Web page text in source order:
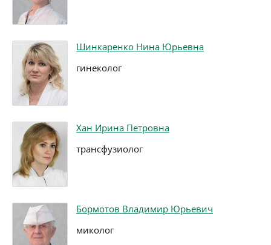
Шинкаренко Нина Юрьевна
гинеколог
Хан Ирина Петровна
трансфузиолог
Бормотов Владимир Юрьевич
миколог